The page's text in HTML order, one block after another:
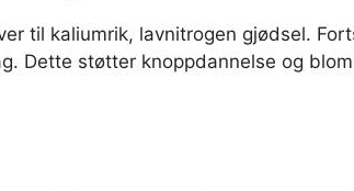
til kaliumrik, lavnitrogen gjødsel.
Dette støtter knoppdannelse og